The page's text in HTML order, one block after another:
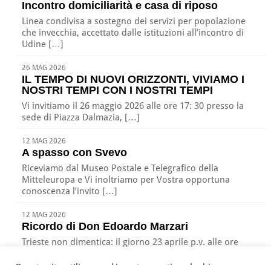
Incontro domiciliarità e casa di riposo
Linea condivisa a sostegno dei servizi per popolazione
che invecchia, accettato dalle istituzioni all’incontro di
Udine […]
26 MAG 2026
IL TEMPO DI NUOVI ORIZZONTI, VIVIAMO I
NOSTRI TEMPI CON I NOSTRI TEMPI
Vi invitiamo il 26 maggio 2026 alle ore 17: 30 presso la
sede di Piazza Dalmazia, […]
12 MAG 2026
A spasso con Svevo
Riceviamo dal Museo Postale e Telegrafico della
Mitteleuropa e Vi inoltriamo per Vostra opportuna
conoscenza l’invito […]
12 MAG 2026
Ricordo di Don Edoardo Marzari
Trieste non dimentica: il giorno 23 aprile p.v. alle ore